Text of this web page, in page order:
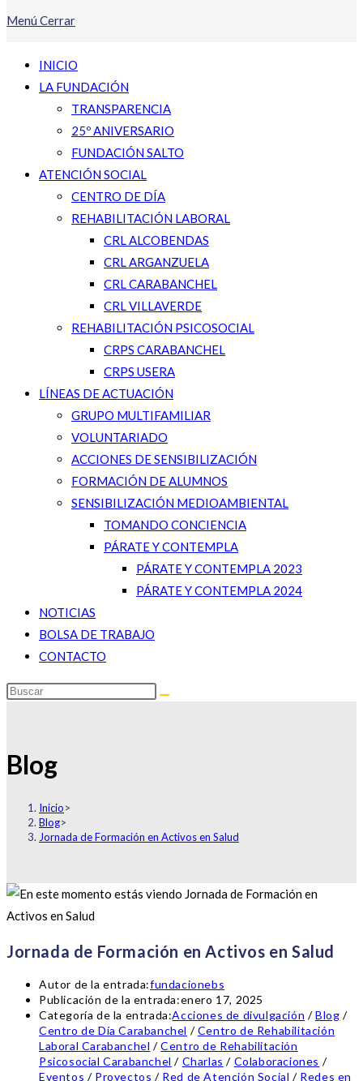
Menú Cerrar
INICIO
LA FUNDACIÓN
TRANSPARENCIA
25º ANIVERSARIO
FUNDACIÓN SALTO
ATENCIÓN SOCIAL
CENTRO DE DÍA
REHABILITACIÓN LABORAL
CRL ALCOBENDAS
CRL ARGANZUELA
CRL CARABANCHEL
CRL VILLAVERDE
REHABILITACIÓN PSICOSOCIAL
CRPS CARABANCHEL
CRPS USERA
LÍNEAS DE ACTUACIÓN
GRUPO MULTIFAMILIAR
VOLUNTARIADO
ACCIONES DE SENSIBILIZACIÓN
FORMACIÓN DE ALUMNOS
SENSIBILIZACIÓN MEDIOAMBIENTAL
TOMANDO CONCIENCIA
PÁRATE Y CONTEMPLA
PÁRATE Y CONTEMPLA 2023
PÁRATE Y CONTEMPLA 2024
NOTICIAS
BOLSA DE TRABAJO
CONTACTO
Blog
Inicio>
Blog>
Jornada de Formación en Activos en Salud
Jornada de Formación en Activos en Salud
Autor de la entrada:fundacionebs
Publicación de la entrada:enero 17, 2025
Categoría de la entrada:Acciones de divulgación / Blog /
Centro de Día Carabanchel / Centro de Rehabilitación
Laboral Carabanchel / Centro de Rehabilitación
Psicosocial Carabanchel / Charlas / Colaboraciones /
Eventos / Proyectos / Red de Atención Social / Redes en